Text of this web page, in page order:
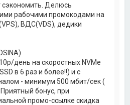
сэкономить. Делюсь
рабочими промокодами на
ВДС(VDS), дедики
день на скоростных NVMe
в 6 раз и более!!) и с
- минимум 500 мбит/сек (
бонус, при
промо-ссылке скидка